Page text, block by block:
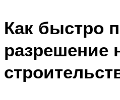
Как быстро
разрешение